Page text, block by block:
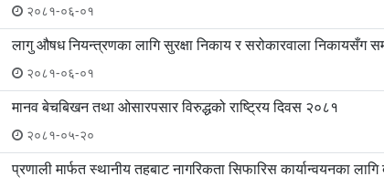
२०८१-०६-०१
लागु औषध नियन्त्रणका लागि सुरक्षा निकाय र सरोकारवाला
२०८१-०६-०१
मानव बेचबिखन तथा ओसारपसार विरुद्धको राष्ट्रिय दिवस २०८१
२०८१-०५-२०
प्रणाली मार्फत स्थानीय तहबाट नागरिकता सिफारिस कार्यान्वयनका